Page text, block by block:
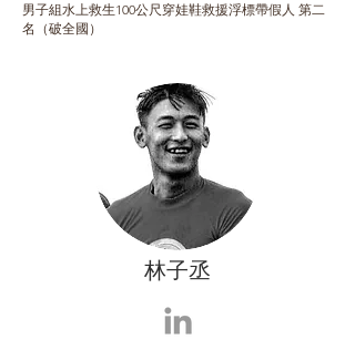
男子組水上救生100公尺穿娃鞋救援浮標帶假人 第二
名（破全國）
林子丞